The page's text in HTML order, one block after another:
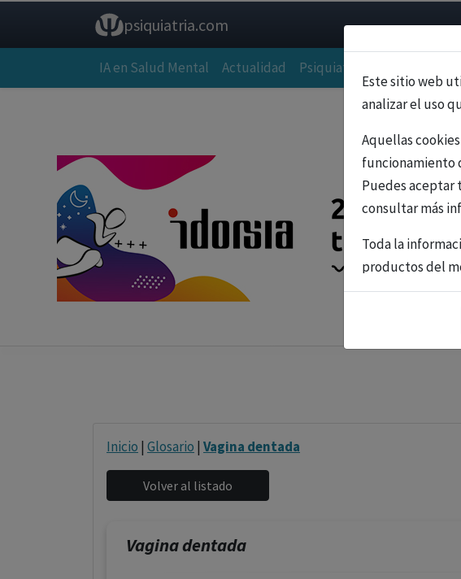
psiquiatria.com
IA en Salud Mental Actualidad Psiquiatría
Este sitio web
analizar el uso
Aquellas
funcionamiento
Puedes aceptar
consultar más
Toda la
productos del
profesionales
prescribir o
profesional. La
Inicio | Glosario | Vagina dentada
Vagina dentada